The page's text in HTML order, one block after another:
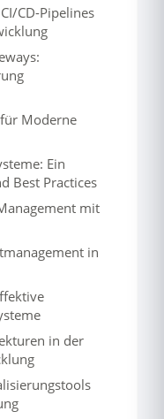
CD-Pipelines
Moderne
Ein
Best Practices
mit
in
in der